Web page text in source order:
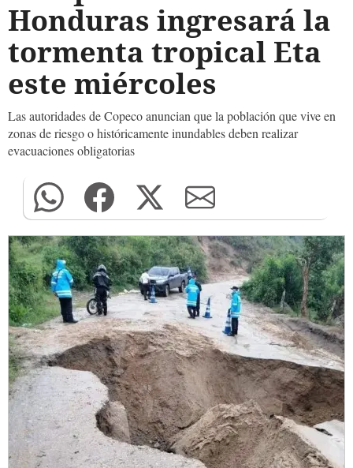
Honduras ingresará la
tormenta tropical Eta
este miércoles
Las autoridades de Copeco anuncian que la población que vive en
zonas de riesgo o históricamente inundables deben realizar
evacuaciones obligatorias